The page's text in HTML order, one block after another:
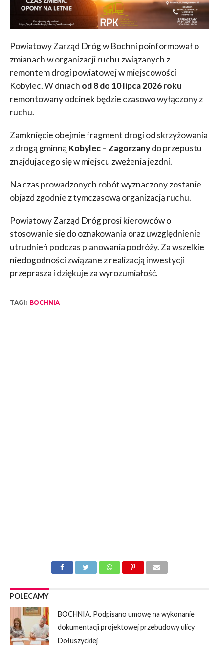
Powiatowy Zarząd Dróg w Bochni poinformował o
zmianach w organizacji ruchu związanych z
remontem drogi powiatowej w miejscowości
Kobylec. W dniach od 8 do 10 lipca 2026 roku
remontowany odcinek będzie czasowo wyłączony z
ruchu.
Zamknięcie obejmie fragment drogi od skrzyżowania
z drogą gminną Kobylec – Zagórzanydo przepustu
znajdującego się w miejscu zwężenia jezdni.
Na czas prowadzonych robót wyznaczony zostanie
objazd zgodnie z tymczasową organizacją ruchu.
Powiatowy Zarząd Dróg prosi kierowców o
stosowanie się do oznakowania oraz uwzględnienie
utrudnień podczas planowania podróży. Za wszelkie
niedogodności związane z realizacją inwestycji
przeprasza i dziękuje za wyrozumiałość.
TAGI: BOCHNIA
POLECAMY
BOCHNIA. Podpisano umowę na wykonanie
dokumentacji projektowej przebudowy ulicy
Dołuszyckiej